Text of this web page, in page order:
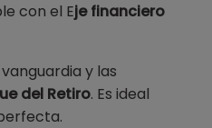
con el Eje financiero
y las
del Retiro. Es ideal